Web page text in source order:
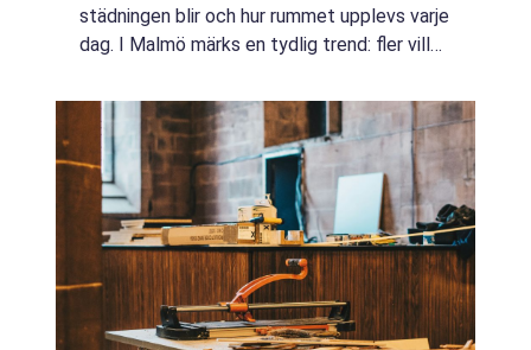
städningen blir och hur rummet upplevs varje
dag. I Malmö märks en tydlig trend: fler vill
genomtänkt design som håller i många år.
Samti...